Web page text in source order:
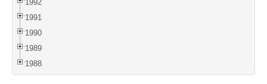
1992
1991
1990
1989
1988